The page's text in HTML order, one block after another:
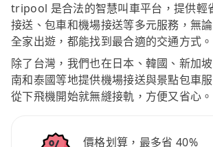
tripool 是合法的智慧叫車平台，提供輕
接送、包車和機場接送等多元服務，無
全家出遊，都能找到最合適的交通方式。
除了台灣，我們也在日本、韓國、新加
南和泰國等地提供機場接送與景點包車
從下飛機開始就無縫接軌，方便又省心。
價格划算，最多省 40%